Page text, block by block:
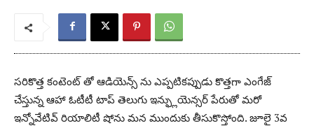
సరికొత్త కంటెంట్ తో ఆడియెన్స్ ను ఎప్పటికప్పుడు కొత్తగా ఎంగేజ్
చేస్తున్న ఆహా ఓటీటీ టాప్ తెలుగు ఇన్ఫ్లుయెన్సర్ పేరుతో మరో
ఇన్నోవేటివ్ రియాలిటీ షోను మన ముందుకు తీసుకొస్తోంది. జూలై 3వ